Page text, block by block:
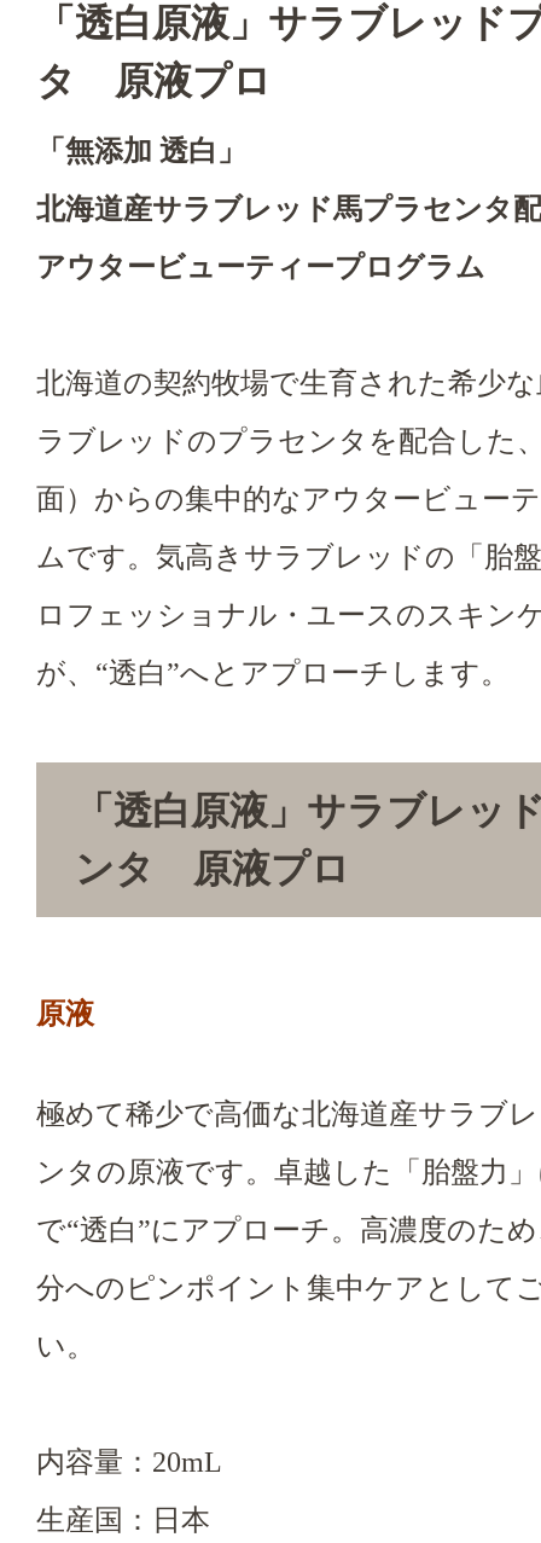
「透白原液」サラブレッド
タ 原液プロ
「無添加 透白」
北海道産サラブレッド馬プラセンタ
アウタービューティープログラム
北海道の契約牧場で生育された希少
ラブレッドのプラセンタを配合した
面）からの集中的なアウタービュー
ムです。気高きサラブレッドの「胎
ロフェッショナル・ユースのスキン
が、“透白”へとアプローチします。
「透白原液」サラブレッ
ンタ 原液プロ
原液
極めて稀少で高価な北海道産サラブ
ンタの原液です。卓越した「胎盤力
で“透白”にアプローチ。高濃度のた
分へのピンポイント集中ケアとして
い。
内容量：20mL
生産国：日本